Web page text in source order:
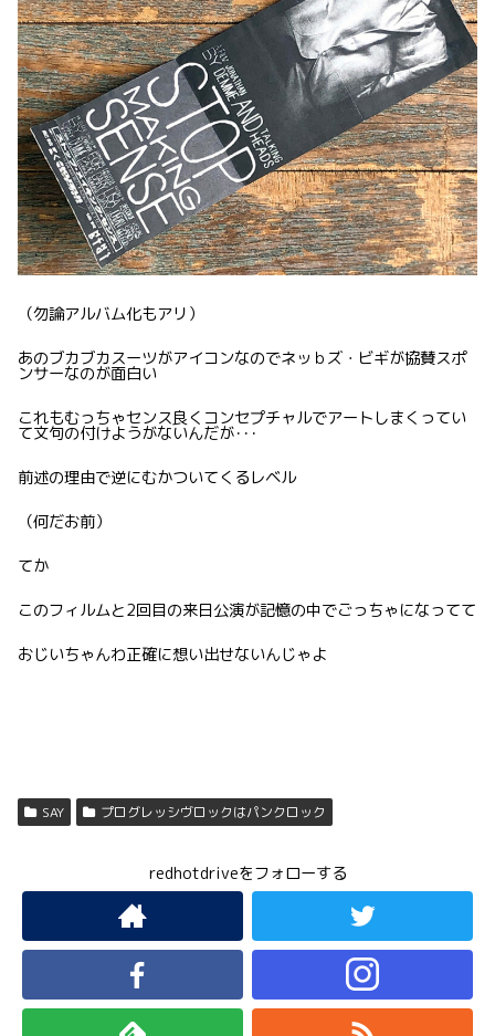
（勿論アルバム化もアリ）
あのブカブカスーツがアイコンなのでネッｂズ・ビギが協賛スポ
ンサーなのが面白い
これもむっちゃセンス良くコンセプチャルでアートしまくってい
て文句の付けようがないんだが･･･
前述の理由で逆にむかついてくるレベル
（何だお前）
てか
このフィルムと2回目の来日公演が記憶の中でごっちゃになってて
おじいちゃんわ正確に想い出せないんじゃよ
SAY プログレッシヴロックはパンクロック
redhotdriveをフォローする